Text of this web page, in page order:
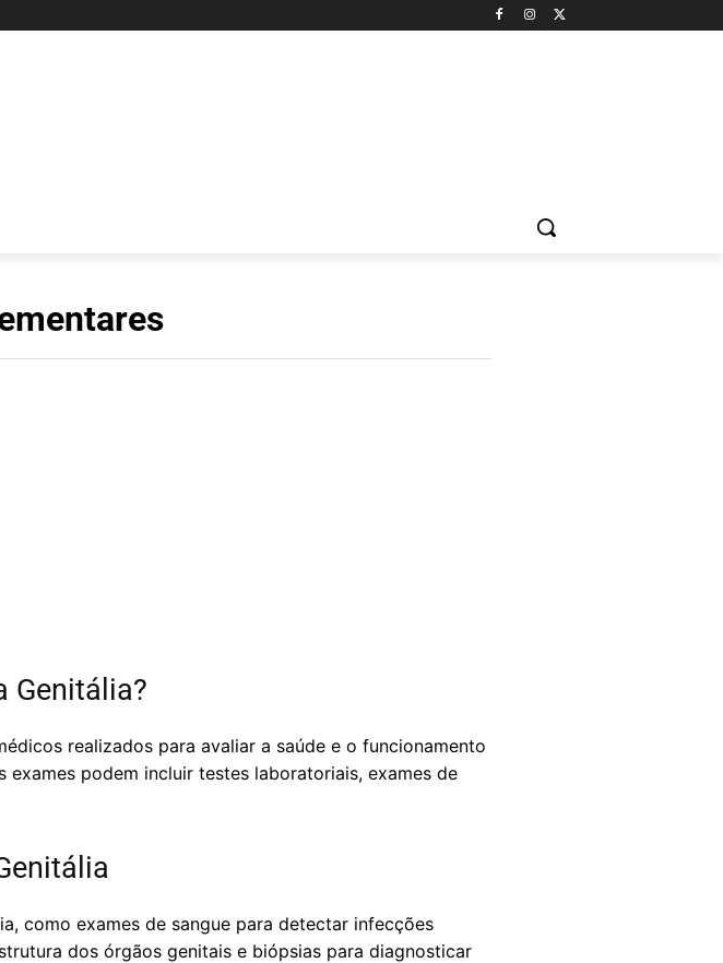
Genitália?
realizados para avaliar a saúde e o funcionamento
podem incluir testes laboratoriais, exames de
como exames de sangue para detectar infecções
dos órgãos genitais e biópsias para diagnosticar